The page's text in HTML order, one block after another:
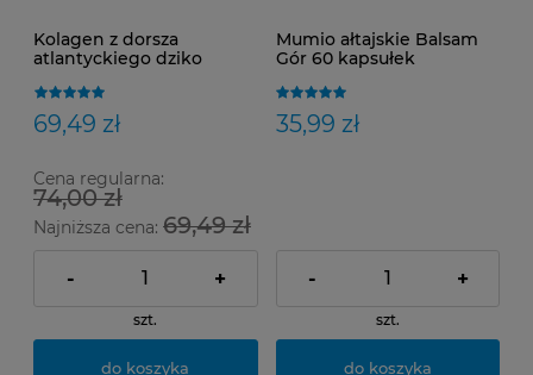
Kolagen z dorsza
atlantyckiego dziko
69,49 zł
Cena regularna:
74,00 zł
Najniższa cena: 69,49 zł
- +
szt.
do koszyka
Mumio ałtajskie Balsam
Gór 60 kapsułek
35,99 zł
- +
szt.
do koszyka